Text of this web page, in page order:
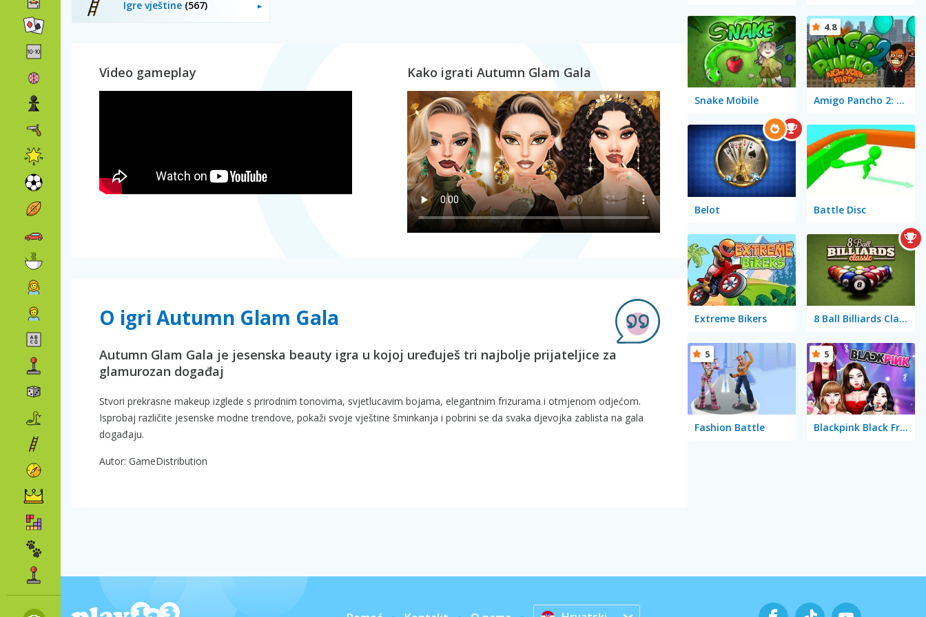
Igre vještine (567)
Video gameplay Kako igrati Autumn Glam Gala
O igri Autumn Glam Gala
Autumn Glam Gala je jesenska beauty igra u kojoj uređuješ tri najbolje prijateljice za
glamurozan događaj
Stvori prekrasne makeup izglede s prirodnim tonovima, svjetlucavim bojama, elegantnim frizurama i otmjenom odjećom.
Isprobaj različite jesenske modne trendove, pokaži svoje vještine šminkanja i pobrini se da svaka djevojka zablista na gala
događaju.
Autor: GameDistribution
Snake Mobile Amigo Pancho 2: New York Party
4.8
Belot Battle Disc
Extreme Bikers 8 Ball Billiards Classic
Fashion Battle
5
Blackpink Black Friday Fever
5